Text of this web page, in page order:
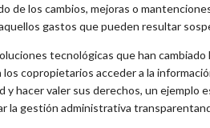
de los cambios, mejoras o
gastos que pueden resultar
tecnológicas que han cambiado
copropietarios acceder a la
y hacer valer sus derechos, un ejemplo
la gestión administrativa